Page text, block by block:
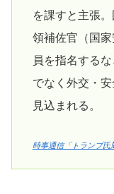
を課すと主張
領補佐官（国
員を指名する
でなく外交・
見込まれる。
時事通信「トランプ氏